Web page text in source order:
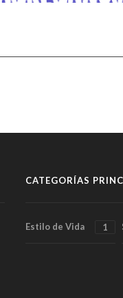
CATEGORÍAS
Estilo de Vida 1